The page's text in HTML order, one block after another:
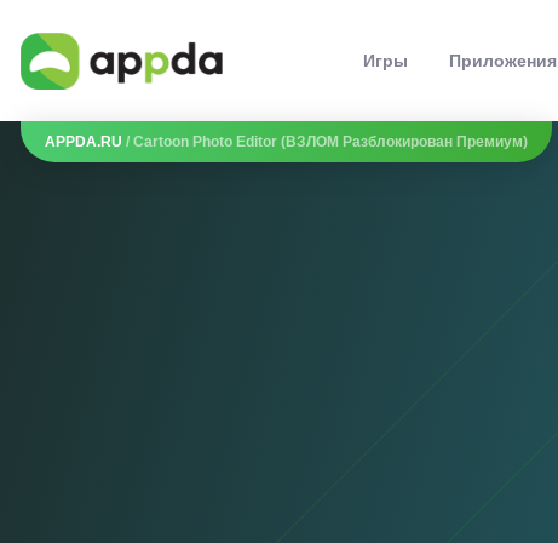
Игры Приложения
APPDA.RU / Cartoon Photo Editor (ВЗЛОМ Разблокирован Премиум)